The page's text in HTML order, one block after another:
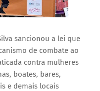
sancionou a lei que
de combate ao
contra mulheres
boates, bares,
e demais locais